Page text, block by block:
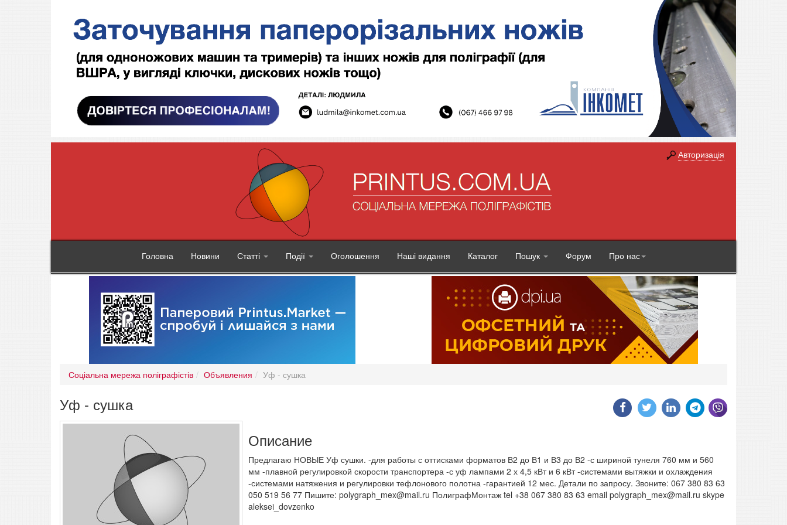
Авторизація
Головна Новини Статті Події Оголошення Наші видання Каталог Пошук Форум Про нас
Соціальна мережа поліграфістів Объявления Уф - сушка
Уф - сушка
Описание
Предлагаю НОВЫЕ Уф сушки. -для работы с оттисками форматов В2 до В1 и В3 до В2 -с шириной тунеля 760 мм и 560
мм -плавной регулировкой скорости транспортера -с уф лампами 2 х 4,5 кВт и 6 кВт -системами вытяжки и охлаждения
-системами натяжения и регулировки тефлонового полотна -гарантией 12 мес. Детали по запросу. Звоните: 067 380 83 63
050 519 56 77 Пишите: polygraph_mex@mail.ru ПолиграфМонтаж tel +38 067 380 83 63 email polygraph_mex@mail.ru skype
aleksei_dovzenko